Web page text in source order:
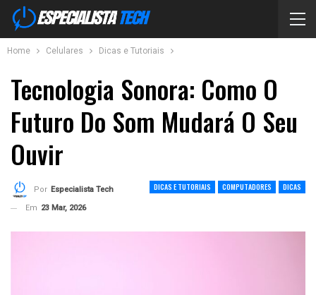
Home Celulares Dicas e Tutoriais
Tecnologia Sonora: Como O
Futuro Do Som Mudará O Seu
Ouvir
DICAS E TUTORIAIS COMPUTADORES DICAS
Por Especialista Tech
Em 23 Mar, 2026